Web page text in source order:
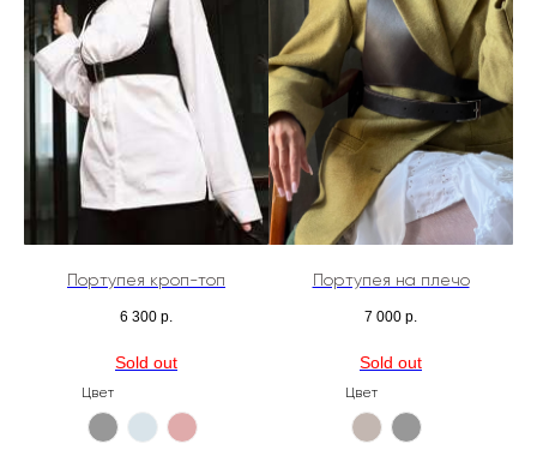
Портупея кроп-топ
6 300 р.
Цвет
Портупея на плечо
7 000 р.
Цвет